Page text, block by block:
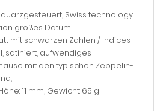
quarzgesteuert, Swiss technology
großes Datum
mit schwarzen Zahlen / Indices
satiniert, aufwendiges
mit den typischen Zeppelin-
11 mm, Gewicht: 65 g